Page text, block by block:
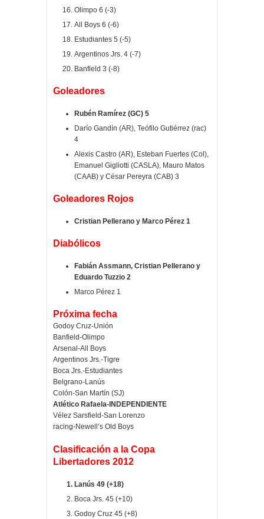
Olimpo 6 (-3)
All Boys 6 (-6)
Estudiantes 5 (-5)
Argentinos Jrs. 4 (-7)
Banfield 3 (-8)
Goleadores
Rubén Ramírez (GC) 5
Darío Gandín (AR), Teófilo Gutiérrez (rac)
4
Alexis Castro (AR), Esteban Fuertes (Col),
Emanuel Gigliotti (CASLA), Mauro Matos
(CAAB) y César Pereyra (CAB) 3
Goleadores Rojos
Cristian Pellerano y Marco Pérez 1
Diabólicos
Fabián Assmann, Cristian Pellerano y
Eduardo Tuzzio 2
Marco Pérez 1
Próxima fecha
Godoy Cruz-Unión
Banfield-Olimpo
Arsenal-All Boys
Argentinos Jrs.-Tigre
Boca Jrs.-Estudiantes
Belgrano-Lanús
Colón-San Martín (SJ)
Atlético Rafaela-INDEPENDIENTE
Vélez Sarsfield-San Lorenzo
racing-Newell’s Old Boys
Clasificación a la Copa
Libertadores 2012
Lanús 49 (+18)
Boca Jrs. 45 (+10)
Godoy Cruz 45 (+8)